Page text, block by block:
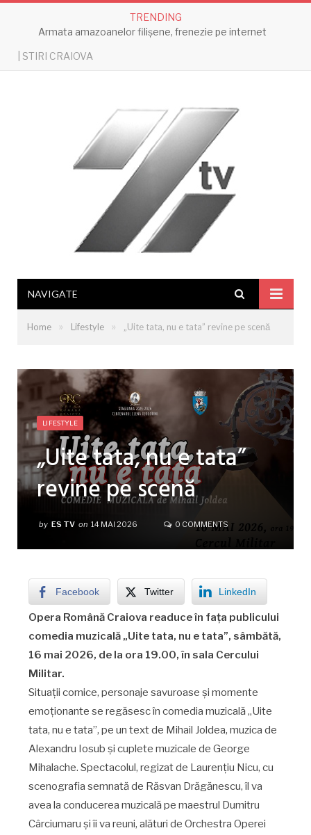
TRENDING
Armata amazoanelor filișene, frenezie pe internet
| STIRI CRAIOVA
NAVIGATE
Home » Lifestyle » „Uite tata, nu e tata” revine pe scenă
LIFESTYLE
„Uite tata, nu e tata”
revine pe scenă
by ES TV on 14 MAI 2026 0 COMMENTS
Facebook Twitter LinkedIn
Opera Română Craiova readuce în fața publicului
comedia muzicală „Uite tata, nu e tata”, sâmbătă,
16 mai 2026, de la ora 19.00, în sala Cercului
Militar.
Situații comice, personaje savuroase și momente
emoționante se regăsesc în comedia muzicală „Uite
tata, nu e tata”, pe un text de Mihail Joldea, muzica de
Alexandru Iosub și cuplete muzicale de George
Mihalache. Spectacolul, regizat de Laurențiu Nicu, cu
scenografia semnată de Răsvan Drăgănescu, îl va
avea la conducerea muzicală pe maestrul Dumitru
Cârciumaru și îi va reuni, alături de Orchestra Operei